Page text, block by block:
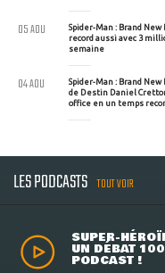
Spider-Man : Brand New
record aussi avec 3
semaine
05 AOU
Spider-Man : Brand
de Destin Daniel
office en un temps
04 AOU
LES PODCASTS TOUT VOIR
SUPER-
UN DÉBAT
PODCAST !